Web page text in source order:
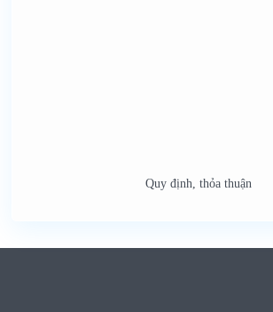
Quy định, thỏa thuận